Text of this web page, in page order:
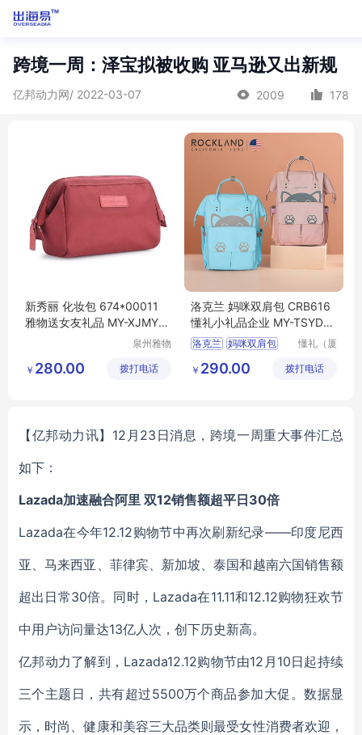
跨境一周：泽宝拟被收购 亚马逊又出新规
亿邦动力网/ 2022-03-07 2009 178
新秀丽 化妆包 674*00011
雅物送女友礼品 MY-XJMY-
泉州雅物
公司
￥ 280.00 拨打电话
洛克兰 妈咪双肩包 CRB616
懂礼小礼品企业 MY-TSYD-
(T)-32
洛克兰 妈咪双肩包
MY TSYD T
懂礼（厦
链有限公
￥ 290.00 拨打电话
【亿邦动力讯】12月23日消息，跨境一周重大事件汇总
如下：
Lazada加速融合阿里 双12销售额超平日30倍
Lazada在今年12.12购物节中再次刷新纪录——印度尼西
亚、马来西亚、菲律宾、新加坡、泰国和越南六国销售额
超出日常30倍。同时，Lazada在11.11和12.12购物狂欢节
中用户访问量达13亿人次，创下历史新高。
亿邦动力了解到，Lazada12.12购物节由12月10日起持续
三个主题日，共有超过5500万个商品参加大促。数据显
示，时尚、健康和美容三大品类则最受女性消费者欢迎，